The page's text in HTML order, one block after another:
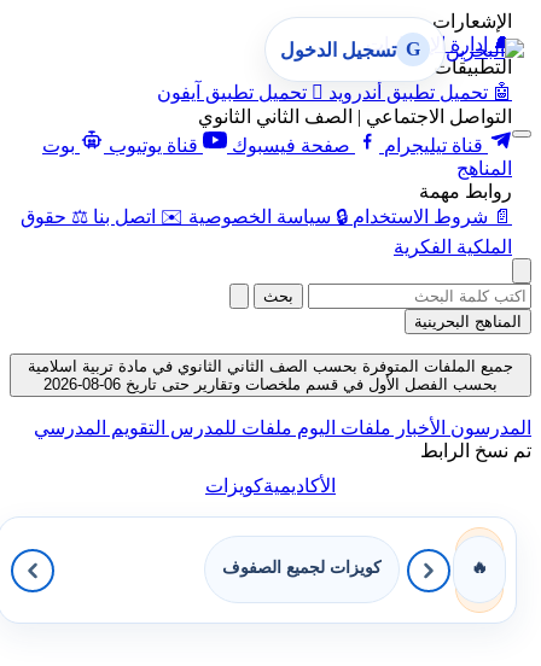
الإشعارات
🔔 إدارة الإشعارات
التطبيقات
🤖 تحميل تطبيق أندرويد  تحميل تطبيق آيفون
التواصل الاجتماعي | الصف الثاني الثانوي
قناة تيليجرام
صفحة فيسبوك قناة يوتيوب
بوت
المناهج
روابط مهمة
📄 شروط الاستخدام 🔒 سياسة الخصوصية ✉️ اتصل بنا ⚖️ حقوق
الملكية الفكرية
G تسجيل الدخول
بحث
المناهج البحرينية
جميع الملفات المتوفرة بحسب الصف الثاني الثانوي في مادة تربية اسلامية
بحسب الفصل الأول في قسم ملخصات وتقارير حتى تاريخ 06-08-2026
المدرسون الأخبار ملفات اليوم ملفات للمدرس التقويم المدرسي
تم نسخ الرابط
الأكاديميةكويزات
🔥 كويزات لجميع الصفوف